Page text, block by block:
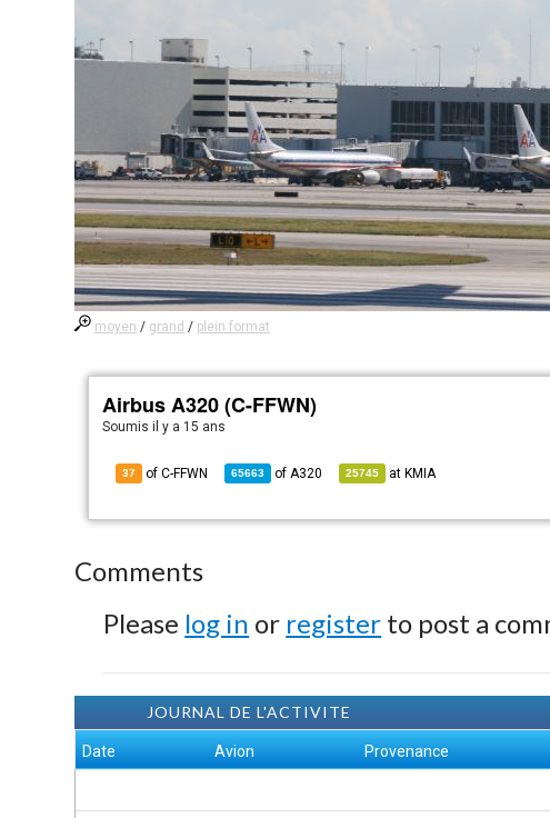
moyen / grand / plein format
Airbus A320 (C-FFWN)
Soumisil y a 15 ans
37 of C-FFWN 65663 ofA320 25745 at KMIA
Comments
Please log in or register to post a
JOURNAL DE L'ACTIVITE
Date Avion Provenance